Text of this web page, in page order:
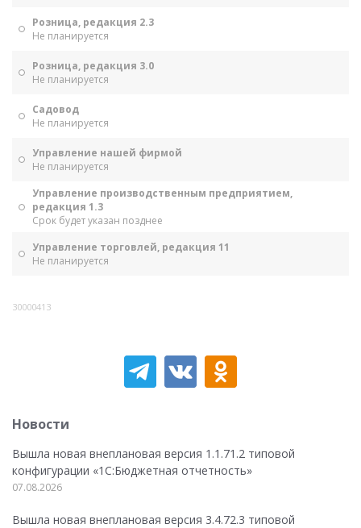
Розница, редакция 2.3
Не планируется
Розница, редакция 3.0
Не планируется
Садовод
Не планируется
Управление нашей фирмой
Не планируется
Управление производственным предприятием,
редакция 1.3
Срок будет указан позднее
Управление торговлей, редакция 11
Не планируется
30000413
Новости
Вышла новая внеплановая версия 1.1.71.2 типовой
конфигурации «1C:Бюджетная отчетность»
07.08.2026
Вышла новая внеплановая версия 3.4.72.3 типовой